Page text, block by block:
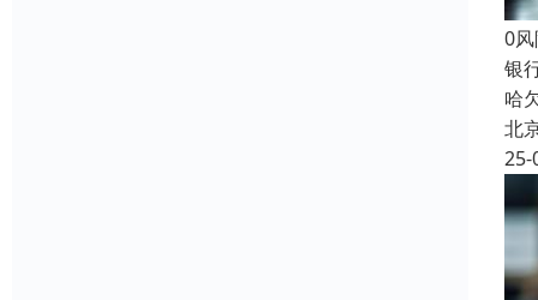
0
银
哈
北
25-